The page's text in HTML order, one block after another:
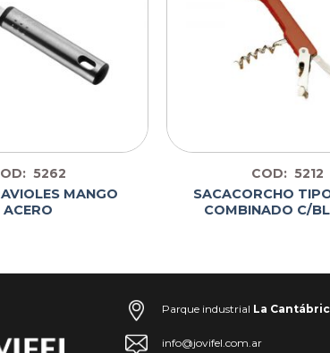
5262
MANGO
ACERO
COD: 5212
SACACORCHO
COMBINADO C/
Parque industrial La
info@jovifel.com.ar